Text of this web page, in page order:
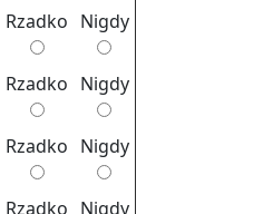
Rzad­ko Nigdy
Rzad­ko Nigdy
Rzad­ko Nigdy
Rzad­ko Nigdy